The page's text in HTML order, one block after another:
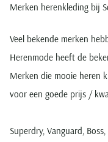
Merken herenkleding bij
Veel bekende merken
Herenmode heeft de
Merken die mooie heren
voor een goede prijs /
Superdry, Vanguard,